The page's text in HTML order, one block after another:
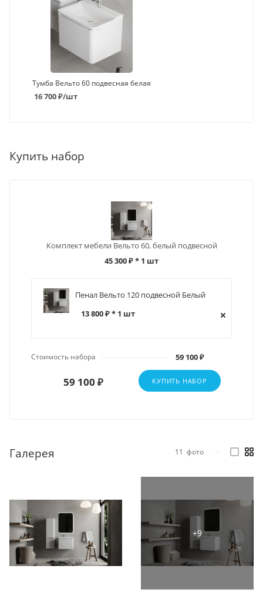
Тумба Вельто 60 подвесная белая
16 700₽/шт
Купить набор
Комплект мебели Вельто 60, белый подвесной
45 300 ₽* 1 шт
Пенал Вельто 120 подвесной Белый
13 800 ₽ * 1 шт
Стоимость набора 59 100 ₽
59 100 ₽ КУПИТЬ НАБОР
Галерея 11 фото